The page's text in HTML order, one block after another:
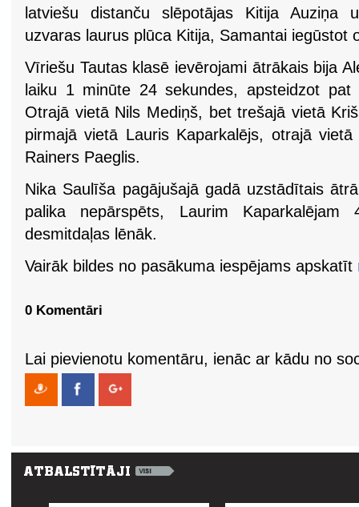
latviešu distanču slēpotājas Kitija Auziņa
uzvaras laurus plūca Kitija, Samantai iegūstot
Vīriešu Tautas klasē ievērojami ātrākais bija
laiku 1 minūte 24 sekundes, apsteidzot
Otrajā vietā Nils Mediņš, bet trešajā vietā
pirmajā vietā Lauris Kaparkalējs, otrajā
Rainers Paeglis.
Nika Saulīša pagājušajā gadā uzstādītais
palika nepārspēts, Laurim
desmitdaļas lēnāk.
Vairāk bildes no pasākuma iespējams apskatīt
0 Komentāri
Lai pievienotu komentāru, ienāc ar kādu no